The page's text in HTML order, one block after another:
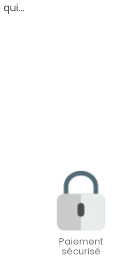
Paiement
sécurisé